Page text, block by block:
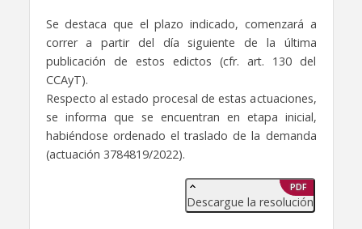
Se destaca que el plazo indicado, comenzará a
correr a partir del día siguiente de la última
publicación de estos edictos (cfr. art. 130 del
CCAyT).
Respecto al estado procesal de estas actuaciones,
se informa que se encuentran en etapa inicial,
habiéndose ordenado el traslado de la demanda
(actuación 3784819/2022).
Descargue la resolución
PDF